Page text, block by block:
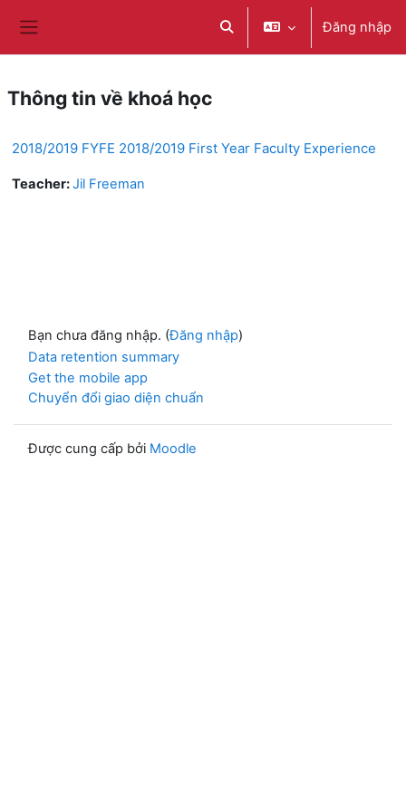
Chuyển đổi chọn tìm kiếm
Đăng nhập
Thông tin về khoá học
2018/2019 FYFE 2018/2019 First Year Faculty Experience
Teacher:Jil Freeman
Bạn chưa đăng nhập. (Đăng nhập)
Data retention summary
Get the mobile app
Chuyển đổi giao diện chuẩn
Được cung cấp bởi Moodle